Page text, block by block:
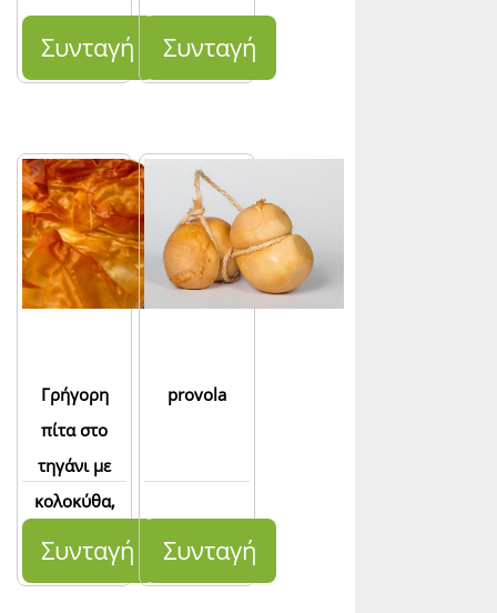
Συνταγή Συνταγή
Γρήγορη
πίτα στο
τηγάνι με
κολοκύθα,
σπανάκι και
Συνταγή
provola
Συνταγή